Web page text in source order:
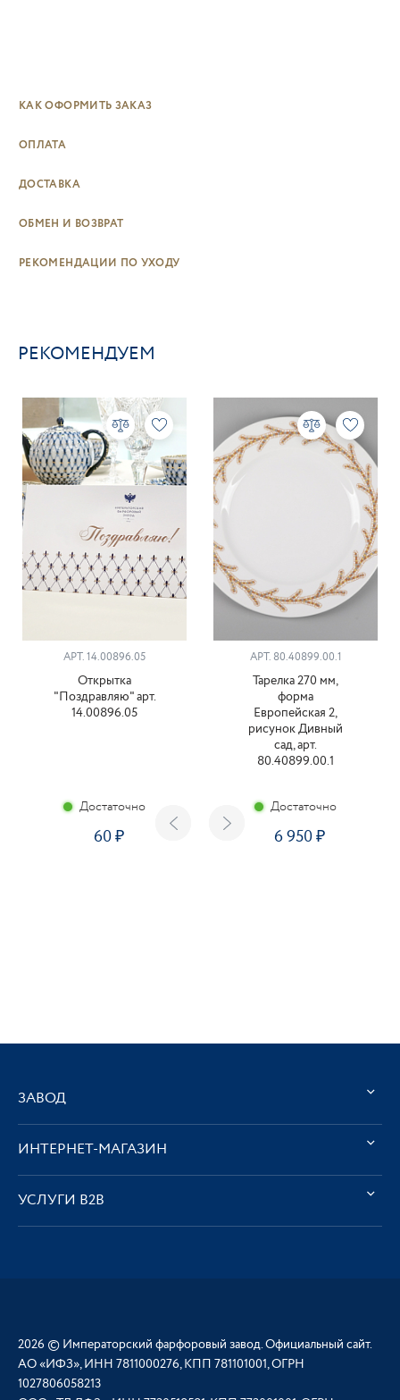
КАК ОФОРМИТЬ ЗАКАЗ
ОПЛАТА
ДОСТАВКА
ОБМЕН И ВОЗВРАТ
РЕКОМЕНДАЦИИ ПО УХОДУ
РЕКОМЕНДУЕМ
АРТ. 14.00896.05
Открытка
"Поздравляю" арт.
14.00896.05
Достаточно
60
АРТ. 80.40899.00.1
Тарелка 270 мм,
форма
Европейская 2,
рисунок Дивный
сад, арт.
80.40899.00.1
Достаточно
6 950
ЗАВОД
ИНТЕРНЕТ-МАГАЗИН
УСЛУГИ В2В
2026 © Императорский фарфоровый завод. Официальный сайт.
АО «ИФЗ», ИНН 7811000276, КПП 781101001, ОГРН
1027806058213